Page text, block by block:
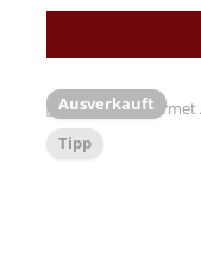
Ausverkauft
Tipp